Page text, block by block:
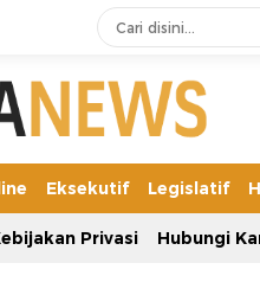
Eksekutif Legislatif
Privasi Hubungi